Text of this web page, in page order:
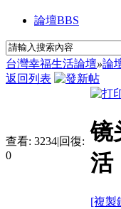
論壇BBS
台灣幸福生活論壇»論
返回列表
查看: 3234|回復:
0
镜
活
[複製